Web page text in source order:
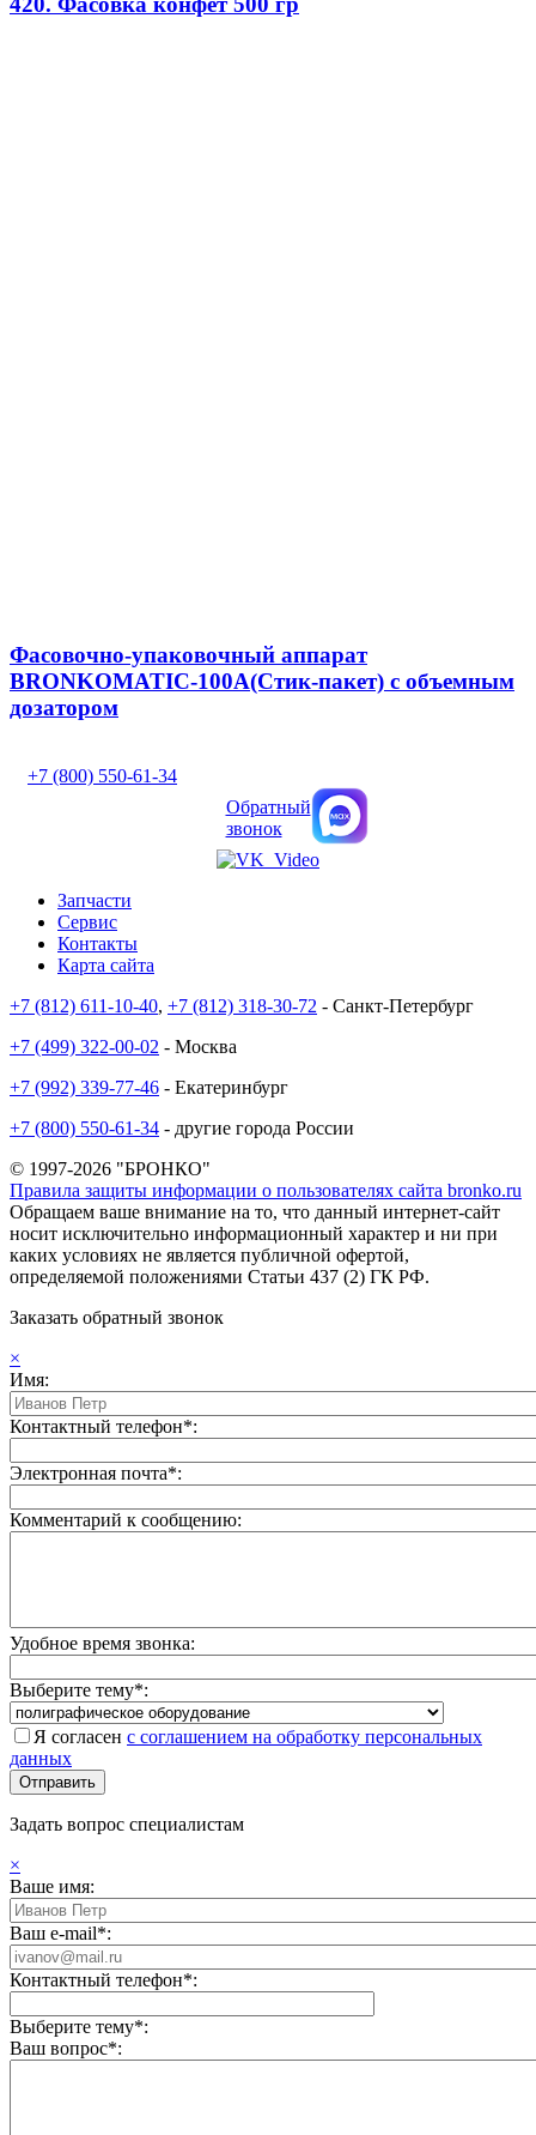
Фасовочно-упаковочный аппарат
BRONKOMATIC-100A(Стик-пакет) с объемным
дозатором
+7 (800) 550-61-34
Обратный
звонок
Запчасти
Сервис
Контакты
Карта сайта
+7 (812) 611-10-40, +7 (812) 318-30-72 - Санкт-Петербург
+7 (499) 322-00-02 - Москва
+7 (992) 339-77-46 - Екатеринбург
+7 (800) 550-61-34 - другие города России
© 1997-2026 "БРОНКО"
Правила защиты информации о пользователях сайта bronko.ru
Обращаем ваше внимание на то, что данный интернет-сайт
носит исключительно информационный характер и ни при
каких условиях не является публичной офертой,
определяемой положениями Статьи 437 (2) ГК РФ.
Заказать обратный звонок
×
Имя:
Контактный телефон*:
Электронная почта*:
Комментарий к сообщению:
Удобное время звонка:
Выберите тему*:
Я согласен с соглашением на обработку персональных
данных
Задать вопрос специалистам
×
Ваше имя:
Ваш e-mail*:
Контактный телефон*:
Выберите тему*:
Ваш вопрос*: